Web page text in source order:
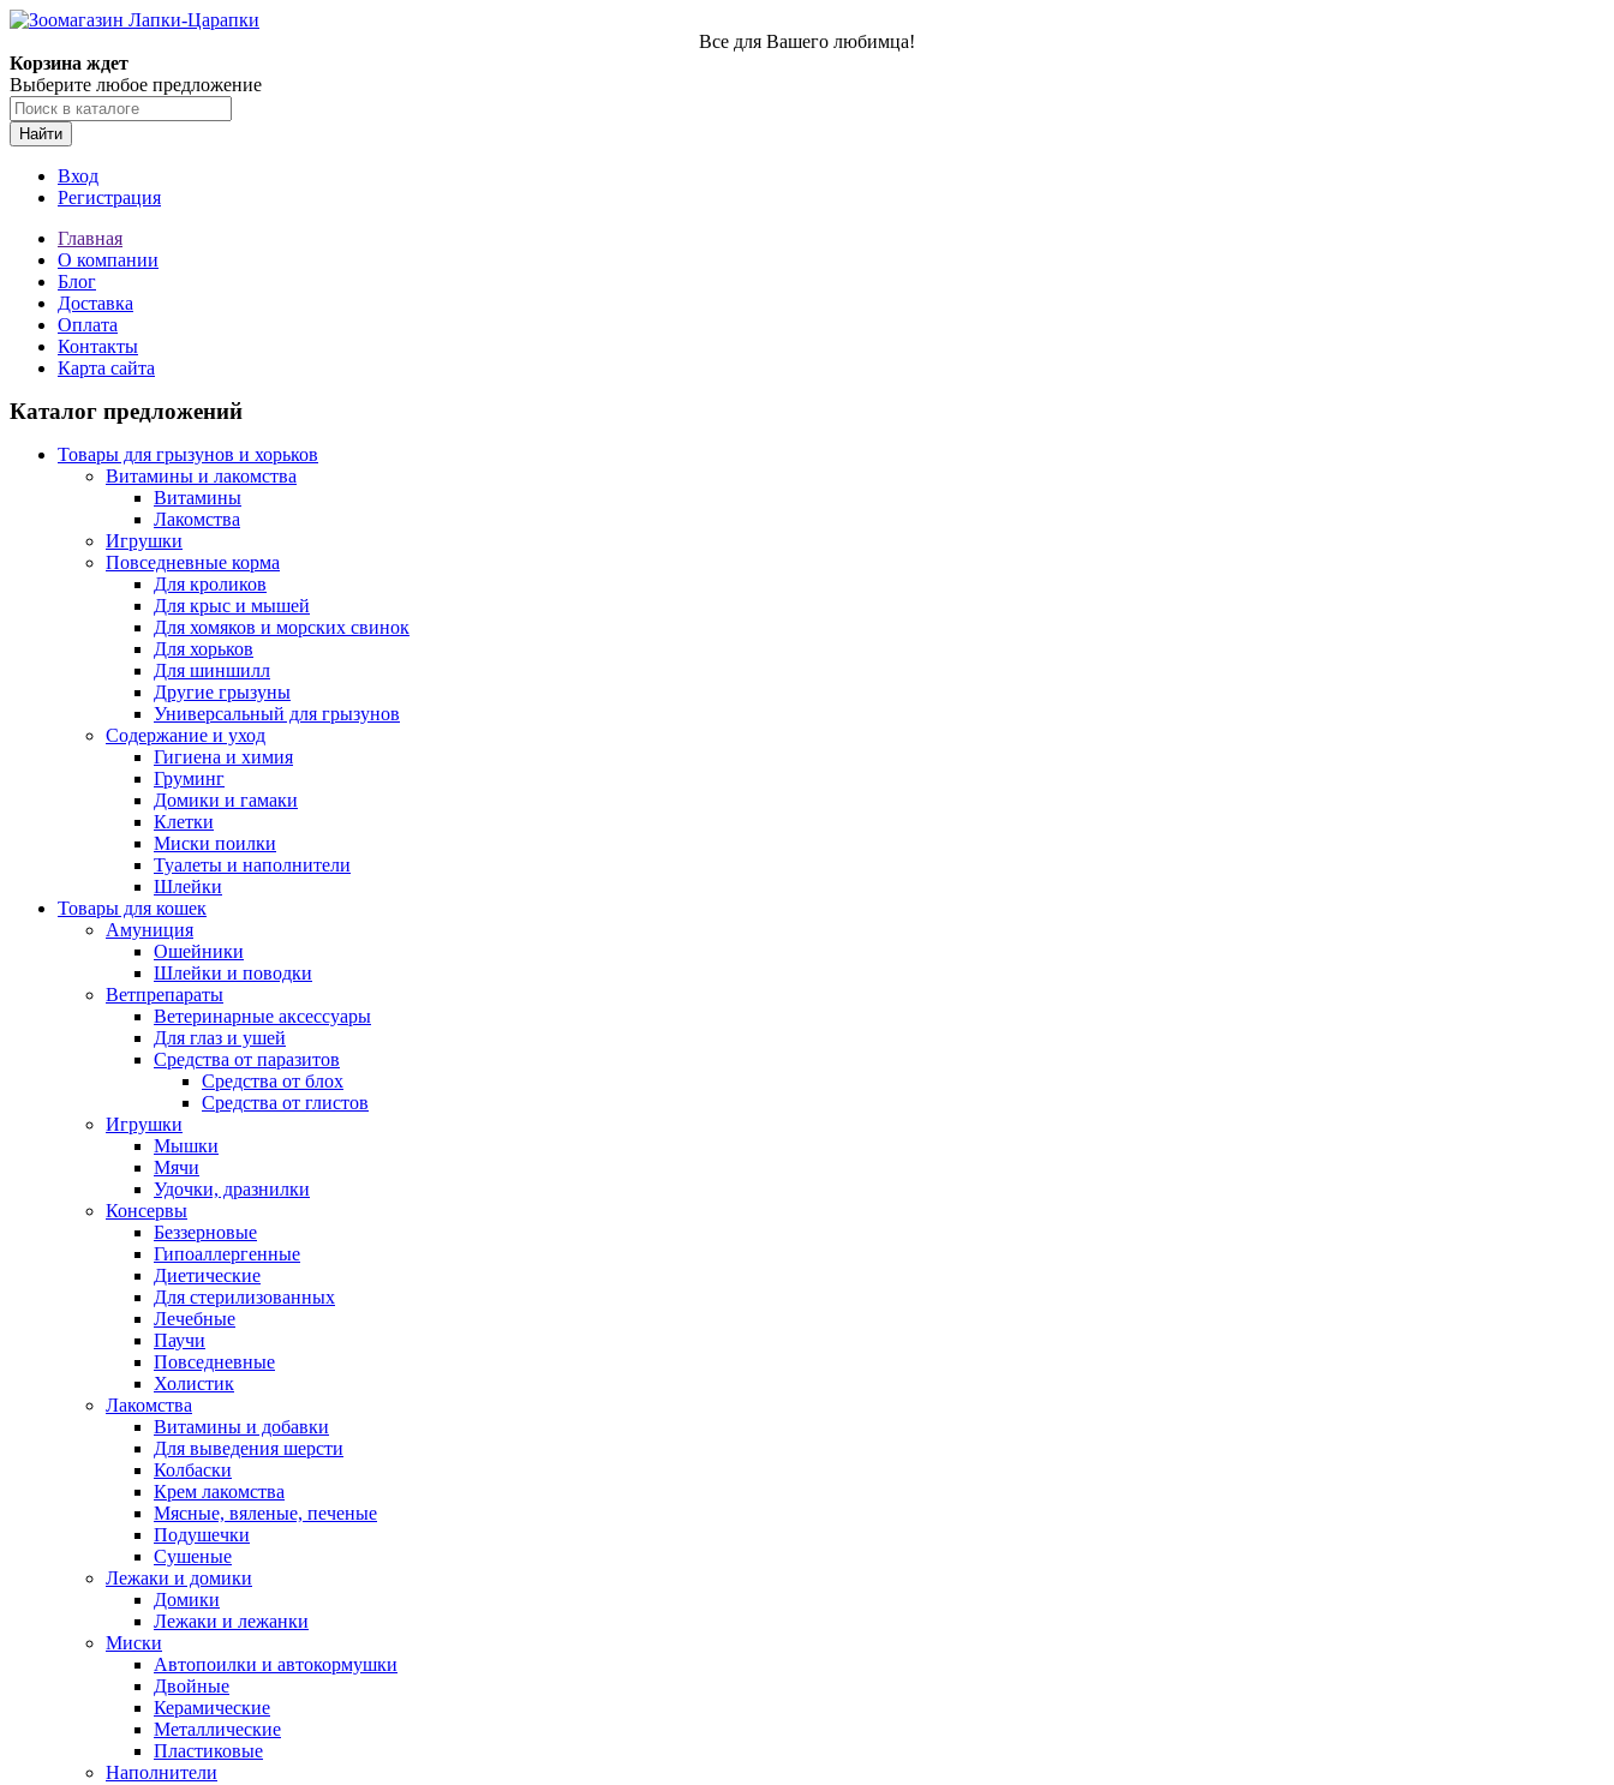
Все для Вашего любимца!
Корзина ждет
Выберите любое предложение
Найти
Вход
Регистрация
Главная
О компании
Блог
Доставка
Оплата
Контакты
Карта сайта
Каталог предложений
Товары для грызунов и хорьков
Витамины и лакомства
Витамины
Лакомства
Игрушки
Повседневные корма
Для кроликов
Для крыс и мышей
Для хомяков и морских свинок
Для хорьков
Для шиншилл
Другие грызуны
Универсальный для грызунов
Содержание и уход
Гигиена и химия
Груминг
Домики и гамаки
Клетки
Миски поилки
Туалеты и наполнители
Шлейки
Товары для кошек
Амуниция
Ошейники
Шлейки и поводки
Ветпрепараты
Ветеринарные аксессуары
Для глаз и ушей
Средства от паразитов
Средства от блох
Средства от глистов
Игрушки
Мышки
Мячи
Удочки, дразнилки
Консервы
Беззерновые
Гипоаллергенные
Диетические
Для стерилизованных
Лечебные
Паучи
Повседневные
Холистик
Лакомства
Витамины и добавки
Для выведения шерсти
Колбаски
Крем лакомства
Мясные, вяленые, печеные
Подушечки
Сушеные
Лежаки и домики
Домики
Лежаки и лежанки
Миски
Автопоилки и автокормушки
Двойные
Керамические
Металлические
Пластиковые
Наполнители